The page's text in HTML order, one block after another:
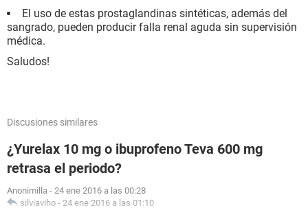
El uso de estas prostaglandinas sintéticas, además del
sangrado, pueden producir falla renal aguda sin supervisión
médica.
Saludos!
Discusiones similares
¿Yurelax 10 mg o ibuprofeno Teva 600 mg
retrasa el periodo?
Anonimilla - 24 ene 2016 a las 00:28
silviaviho - 24 ene 2016 a las 01:10